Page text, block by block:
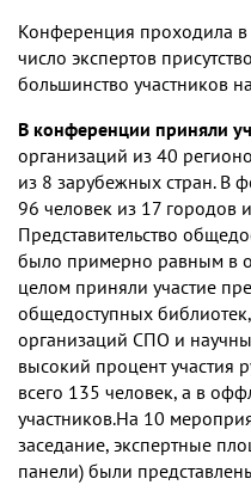
Конференция проходила
число экспертов
большинство участников
В конференции приняли
организаций из 40
из 8 зарубежных стран. В
96 человек из 17 городов
Представительство
было примерно равным в
целом приняли участие
общедоступных
организаций СПО и
высокий процент участия
всего 135 человек, а в
участников.На 10
заседание, экспертные
панели) были